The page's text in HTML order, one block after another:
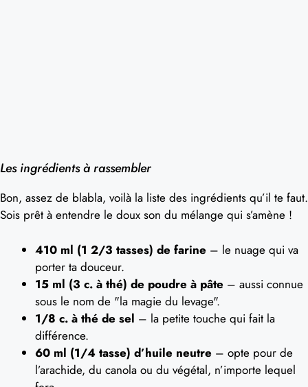
Les ingrédients à rassembler
Bon, assez de blabla, voilà la liste des ingrédients qu’il te faut.
Sois prêt à entendre le doux son du mélange qui s’amène !
410 ml (1 2/3 tasses) de farine – le nuage qui va
porter ta douceur.
15 ml (3 c. à thé) de poudre à pâte – aussi connue
sous le nom de "la magie du levage".
1/8 c. à thé de sel – la petite touche qui fait la
différence.
60 ml (1/4 tasse) d’huile neutre – opte pour de
l’arachide, du canola ou du végétal, n’importe lequel